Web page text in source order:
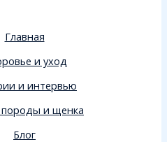
Главная
и уход
и интервью
и щенка
Блог